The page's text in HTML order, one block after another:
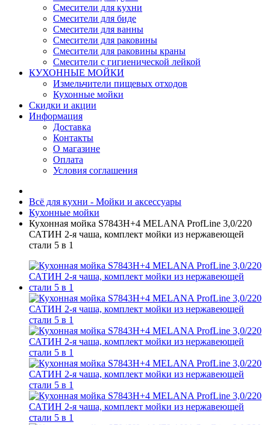
Смесители для кухни
Смесители для биде
Смесители для ванны
Смесители для раковины
Смесители для раковины краны
Смесители с гигиенической лейкой
КУХОННЫЕ МОЙКИ
Измельчители пищевых отходов
Кухонные мойки
Скидки и акции
Информация
Доставка
Контакты
О магазине
Оплата
Условия соглашения
Всё для кухни - Мойки и аксессуары
Кухонные мойки
Кухонная мойка S7843H+4 MELANA ProfLine 3,0/220
САТИН 2-я чаша, комплект мойки из нержавеющей
стали 5 в 1